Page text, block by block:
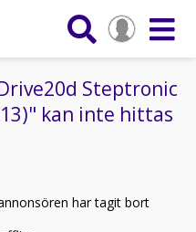
Steptronic
kan inte hittas
har tagit bort